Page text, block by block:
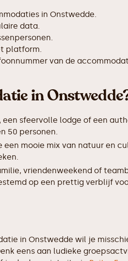
in Onstwedde.
data.
platform.
van de
in
sfeervolle lodge of een
50 personen.
mooie mix van natuur en
vriendenweekend of
op een prettig verblijf
in Onstwedde wil je
eens aan ludieke